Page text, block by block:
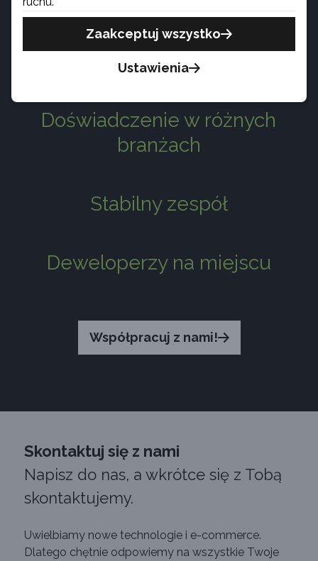
Klientów na Całym
Świecie
Zaliczonych ocen
Core Web Vitals
Doświadczenie w różnych
branżach
Stabilny zespół
Deweloperzy na miejscu
Współpracuj z nami!
Skontaktuj się z nami
Napisz do nas, a wkrótce się z Tobą
skontaktujemy.
Uwielbiamy nowe technologie i e-commerce.
Dlatego chętnie odpowiemy na wszystkie Twoje
Zaakceptuj wszystko
Ustawienia